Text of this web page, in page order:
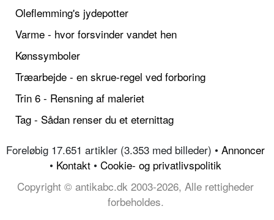
Oleflemming's jydepotter
Varme - hvor forsvinder vandet hen
Kønssymboler
Træarbejde - en skrue-regel ved forboring
Trin 6 - Rensning af maleriet
Tag - Sådan renser du et eternittag
Foreløbig 17.651 artikler (3.353 med billeder) • Annoncer
• Kontakt • Cookie- og privatlivspolitik
Copyright © antikabc.dk 2003-2026, Alle rettigheder
forbeholdes.